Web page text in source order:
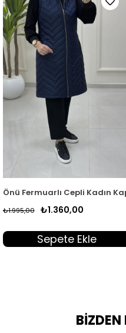
QTN 4965
Kapitone Yelek Lacivert GNR
Önü Fermuarlı Cepli Kadın
₺1.360,00
₺1.995,00
Sepete Ekle
BİZDEN